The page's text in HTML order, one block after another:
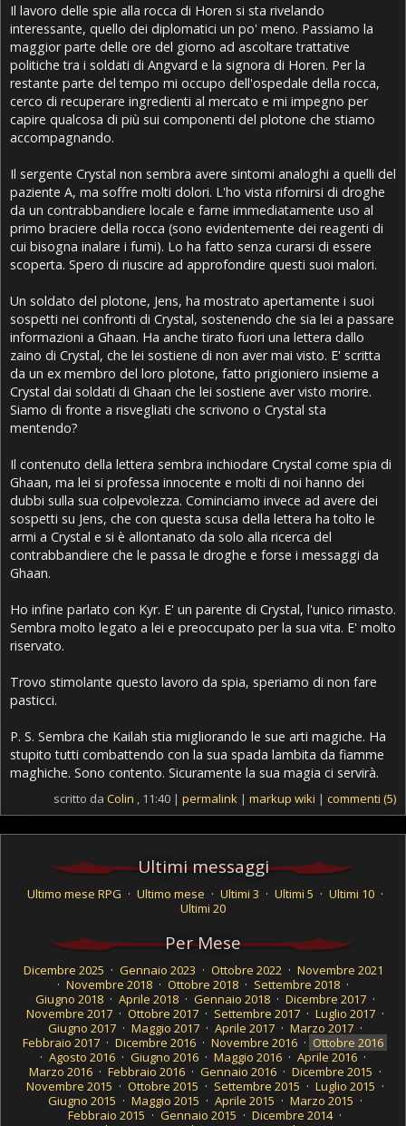
Il lavoro delle spie alla rocca di Horen si sta rivelando
interessante, quello dei diplomatici un po' meno. Passiamo la
maggior parte delle ore del giorno ad ascoltare trattative
politiche tra i soldati di Angvard e la signora di Horen. Per la
restante parte del tempo mi occupo dell'ospedale della rocca,
cerco di recuperare ingredienti al mercato e mi impegno per
capire qualcosa di più sui componenti del plotone che stiamo
accompagnando.
Il sergente Crystal non sembra avere sintomi analoghi a quelli del
paziente A, ma soffre molti dolori. L'ho vista rifornirsi di droghe
da un contrabbandiere locale e farne immediatamente uso al
primo braciere della rocca (sono evidentemente dei reagenti di
cui bisogna inalare i fumi). Lo ha fatto senza curarsi di essere
scoperta. Spero di riuscire ad approfondire questi suoi malori.
Un soldato del plotone, Jens, ha mostrato apertamente i suoi
sospetti nei confronti di Crystal, sostenendo che sia lei a passare
informazioni a Ghaan. Ha anche tirato fuori una lettera dallo
zaino di Crystal, che lei sostiene di non aver mai visto. E' scritta
da un ex membro del loro plotone, fatto prigioniero insieme a
Crystal dai soldati di Ghaan che lei sostiene aver visto morire.
Siamo di fronte a risvegliati che scrivono o Crystal sta
mentendo?
Il contenuto della lettera sembra inchiodare Crystal come spia di
Ghaan, ma lei si professa innocente e molti di noi hanno dei
dubbi sulla sua colpevolezza. Cominciamo invece ad avere dei
sospetti su Jens, che con questa scusa della lettera ha tolto le
armi a Crystal e si è allontanato da solo alla ricerca del
contrabbandiere che le passa le droghe e forse i messaggi da
Ghaan.
Ho infine parlato con Kyr. E' un parente di Crystal, l'unico rimasto.
Sembra molto legato a lei e preoccupato per la sua vita. E' molto
riservato.
Trovo stimolante questo lavoro da spia, speriamo di non fare
pasticci.
P. S. Sembra che Kailah stia migliorando le sue arti magiche. Ha
stupito tutti combattendo con la sua spada lambita da fiamme
maghiche. Sono contento. Sicuramente la sua magia ci servirà.
scritto da Colin , 11:40 | permalink | markup wiki | commenti (5)
Ultimi messaggi
Ultimo mese RPG · Ultimo mese · Ultimi 3 · Ultimi 5 · Ultimi 10 ·
Ultimi 20
Per Mese
Dicembre 2025 · Gennaio 2023 · Ottobre 2022 · Novembre 2021
· Novembre 2018 · Ottobre 2018 · Settembre 2018 ·
Giugno 2018 · Aprile 2018 · Gennaio 2018 · Dicembre 2017 ·
Novembre 2017 · Ottobre 2017 · Settembre 2017 · Luglio 2017 ·
Giugno 2017 · Maggio 2017 · Aprile 2017 · Marzo 2017 ·
Febbraio 2017 · Dicembre 2016 · Novembre 2016 · Ottobre 2016
· Agosto 2016 · Giugno 2016 · Maggio 2016 · Aprile 2016 ·
Marzo 2016 · Febbraio 2016 · Gennaio 2016 · Dicembre 2015 ·
Novembre 2015 · Ottobre 2015 · Settembre 2015 · Luglio 2015 ·
Giugno 2015 · Maggio 2015 · Aprile 2015 · Marzo 2015 ·
Febbraio 2015 · Gennaio 2015 · Dicembre 2014 ·